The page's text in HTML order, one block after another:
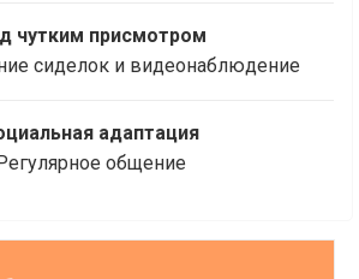
чутким присмотром
сиделок и видеонаблюдение
адаптация
Регулярное общение